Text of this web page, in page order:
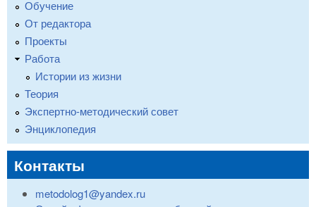
Обучение
От редактора
Проекты
Работа
Истории из жизни
Теория
Экспертно-методический совет
Энциклопедия
Контакты
metodolog1@yandex.ru